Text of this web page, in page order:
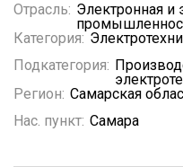
Отрасль: Электронная и
Категория:
Подкатегория:
Регион: Самарская
Нас. пункт: Самара